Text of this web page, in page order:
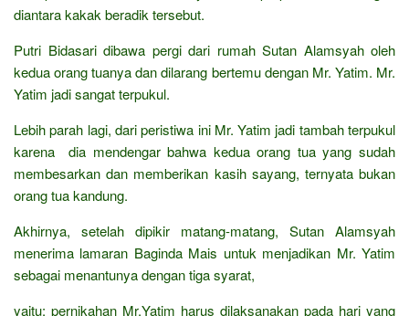
diantara kakak beradik tersebut.
Putri Bidasari dibawa pergi dari rumah Sutan Alamsyah oleh
kedua orang tuanya dan dilarang bertemu dengan Mr. Yatim. Mr.
Yatim jadi sangat terpukul.
Lebih parah lagi, dari peristiwa ini Mr. Yatim jadi tambah terpukul
karena dia mendengar bahwa kedua orang tua yang sudah
membesarkan dan memberikan kasih sayang, ternyata bukan
orang tua kandung.
Akhirnya, setelah dipikir matang-matang, Sutan Alamsyah
menerima lamaran Baginda Mais untuk menjadikan Mr. Yatim
sebagai menantunya dengan tiga syarat,
yaitu: pernikahan Mr.Yatim harus dilaksanakan pada hari yang